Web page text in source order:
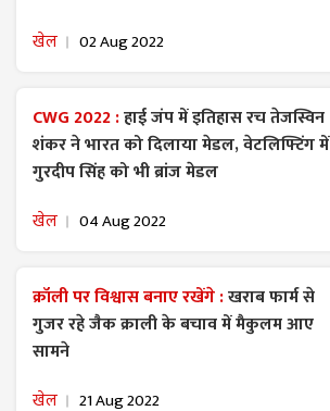
खेल 02 Aug 2022
CWG 2022 :हाई जंप में इतिहास रच तेजस्विन
शंकर ने भारत को दिलाया मेडल, वेटलिफ्टिंग में
गुरदीप सिंह को भी ब्रांज मेडल
खेल 04 Aug 2022
क्रॉली पर विश्वास बनाए रखेंगे :खराब फार्म से
गुजर रहे जैक क्राली के बचाव में मैकुलम आए
सामने
खेल 21 Aug 2022